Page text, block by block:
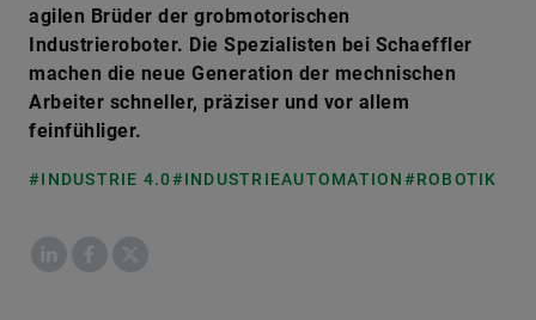
agilen Brüder der grobmotorischen
Industrieroboter. Die Spezialisten bei Schaeffler
machen die neue Generation der mechnischen
Arbeiter schneller, präziser und vor allem
feinfühliger.
#INDUSTRIE 4.0#INDUSTRIEAUTOMATION#ROBOTIK
LinkedInFacebook
X